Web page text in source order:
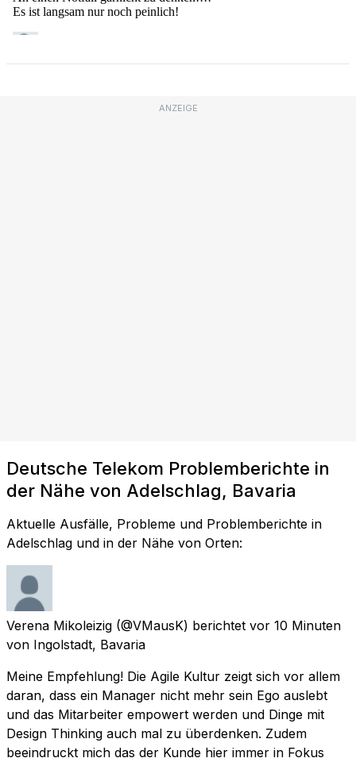
ANZEIGE
Deutsche Telekom Problemberichte in
der Nähe von Adelschlag, Bavaria
Aktuelle Ausfälle, Probleme und Problemberichte in
Adelschlag und in der Nähe von Orten:
Verena Mikoleizig (@VMausK) berichtet vor 10 Minuten
von Ingolstadt, Bavaria
Meine Empfehlung! Die Agile Kultur zeigt sich vor allem
daran, dass ein Manager nicht mehr sein Ego auslebt
und das Mitarbeiter empowert werden und Dinge mit
Design Thinking auch mal zu überdenken. Zudem
beeindruckt mich das der Kunde hier immer in Fokus